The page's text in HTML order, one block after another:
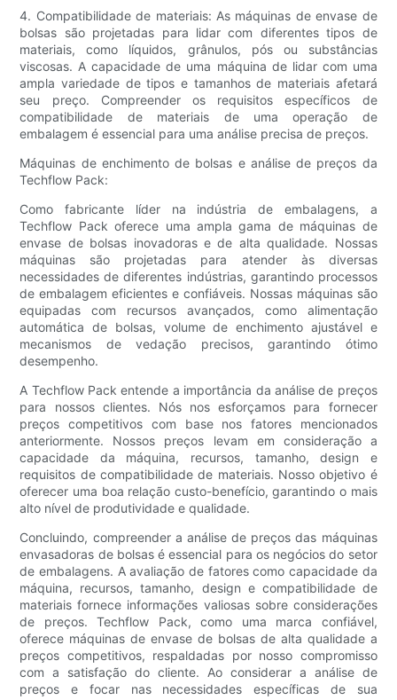
4. Compatibilidade de materiais: As máquinas de envase de
bolsas são projetadas para lidar com diferentes tipos de
materiais, como líquidos, grânulos, pós ou substâncias
viscosas. A capacidade de uma máquina de lidar com uma
ampla variedade de tipos e tamanhos de materiais afetará
seu preço. Compreender os requisitos específicos de
compatibilidade de materiais de uma operação de
embalagem é essencial para uma análise precisa de preços.
Máquinas de enchimento de bolsas e análise de preços da
Techflow Pack:
Como fabricante líder na indústria de embalagens, a
Techflow Pack oferece uma ampla gama de máquinas de
envase de bolsas inovadoras e de alta qualidade. Nossas
máquinas são projetadas para atender às diversas
necessidades de diferentes indústrias, garantindo processos
de embalagem eficientes e confiáveis. Nossas máquinas são
equipadas com recursos avançados, como alimentação
automática de bolsas, volume de enchimento ajustável e
mecanismos de vedação precisos, garantindo ótimo
desempenho.
A Techflow Pack entende a importância da análise de preços
para nossos clientes. Nós nos esforçamos para fornecer
preços competitivos com base nos fatores mencionados
anteriormente. Nossos preços levam em consideração a
capacidade da máquina, recursos, tamanho, design e
requisitos de compatibilidade de materiais. Nosso objetivo é
oferecer uma boa relação custo-benefício, garantindo o mais
alto nível de produtividade e qualidade.
Concluindo, compreender a análise de preços das máquinas
envasadoras de bolsas é essencial para os negócios do setor
de embalagens. A avaliação de fatores como capacidade da
máquina, recursos, tamanho, design e compatibilidade de
materiais fornece informações valiosas sobre considerações
de preços. Techflow Pack, como uma marca confiável,
oferece máquinas de envase de bolsas de alta qualidade a
preços competitivos, respaldadas por nosso compromisso
com a satisfação do cliente. Ao considerar a análise de
preços e focar nas necessidades específicas de sua